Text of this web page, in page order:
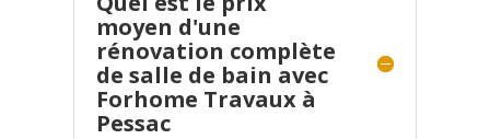
moyen d'une
rénovation complète
de salle de bain avec
Forhome Travaux à
Pessac